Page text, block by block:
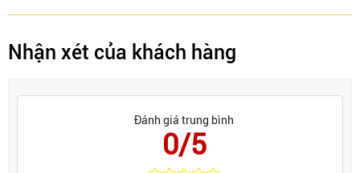
Nhận xét của khách hàng
Đánh giá trung bình
0/5